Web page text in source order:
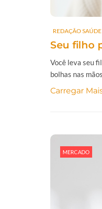
REDAÇÃO
Seu filho
Você leva seu
bolhas nas
Carregar
MERCADO